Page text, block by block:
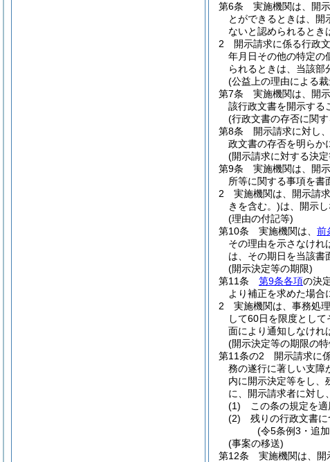
第6条
実施機関は、開
とができるときは、開
ないと認められるとき
2
開示請求に係る行政
年月日その他の特定の
られるときは、当該部
(公益上の理由による
第7条
実施機関は、開
該行政文書を開示する
(行政文書の存否に関
第8条
開示請求に対し
政文書の存否を明らか
(開示請求に対する決
第9条
実施機関は、開
所等に関する事項を書
2
実施機関は、開示請
きを含む。)は、開示
(理由の付記等)
第10条
実施機関は、 前
その理由を示さなけれ
は、その期日を当該書
(開示決定等の期限)
第11条
第9条各項の決
より補正を求めた場合
2
実施機関は、事務処
して60日を限度として
面により通知しなけれ
(開示決定等の期限の
第11条の2
開示請求に
務の遂行に著しい支障
内に開示決定等をし、
に、開示請求者に対し
(1)
この条の規定を
(2)
残りの行政文書
(令5条例3・追
(事案の移送)
第12条
実施機関は、開